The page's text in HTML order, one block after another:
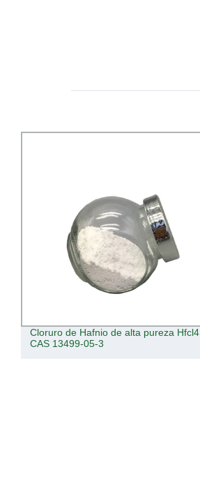
Cloruro de Hafnio de alta pureza Hfcl4
CAS 13499-05-3